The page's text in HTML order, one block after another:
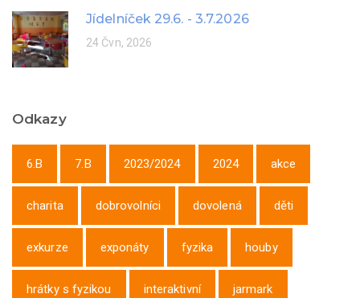
Jídelníček 29.6. - 3.7.2026
24 Čvn, 2026
Odkazy
6.B 7.B 2023/2024 2024 akce
charita dobrovolníci dovolená děti
exkurze exponáty fyzika houby
hrátky s fyzikou interaktivní jarmark